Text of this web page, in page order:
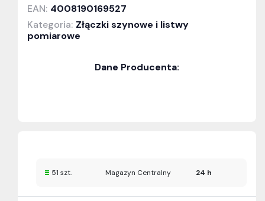
EAN: 4008190169527
Kategoria: Złączki szynowe i listwy
pomiarowe
Dane Producenta:
51 szt. Magazyn Centralny 24 h